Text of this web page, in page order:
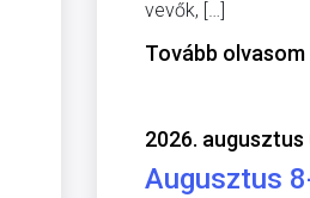
vevők, […]
Tovább olvasom
2026. augusztus
Augusztus